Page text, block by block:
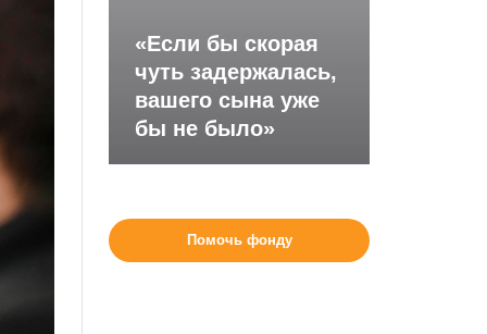
«Если бы скорая
чуть задержалась,
вашего сына уже
бы не было»
Помочь фонду